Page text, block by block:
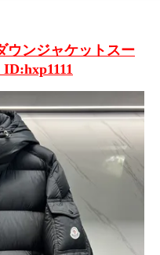
ウンジャケットスー